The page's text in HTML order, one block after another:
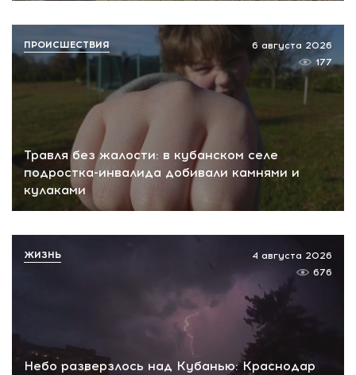
Травля без жалости: в кубанском селе
подростка-инвалида добивали камнями и
кулаками
6 августа 2026
177
ПРОИСШЕСТВИЯ
Небо разверзлось над Кубанью: Краснодар
4 августа 2026
676
ЖИЗНЬ